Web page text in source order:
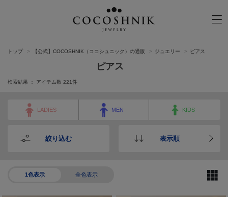
NECKELACE
PIERCED EARRINGS
BLACELET/BANGLE
PLATINUM
PEARL
トップ 【公式】COCOSHNIK（ココシュニック）の通販 ジュエリー ピアス
ピアス
検索結果 ： アイテム数 221件
LADIES MEN KIDS
絞り込む 表示順
1色表示 全色表示